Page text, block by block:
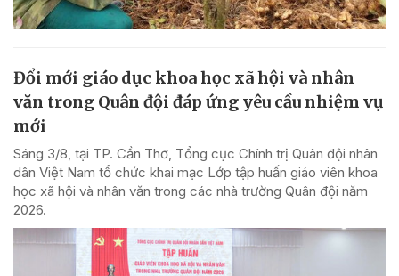
Đổi mới giáo dục khoa học xã hội và nhân
văn trong Quân đội đáp ứng yêu cầu nhiệm vụ
mới
Sáng 3/8, tại TP. Cần Thơ, Tổng cục Chính trị Quân đội nhân
dân Việt Nam tổ chức khai mạc Lớp tập huấn giáo viên khoa
học xã hội và nhân văn trong các nhà trường Quân đội năm
2026.